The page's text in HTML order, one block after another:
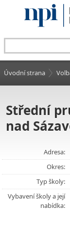
Úvodní strana
Střední
nad
Adresa:
Okres:
Typ školy:
Vybavení školy a její
nabídka: